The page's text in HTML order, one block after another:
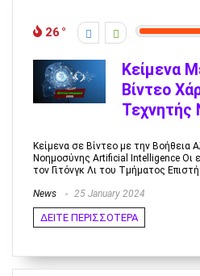
26
Κείμενα
Βίντεο
Τεχνητής
Κείμενα σε Βίντεο με την Βοήθεια
Νοημοσύνης Artificial Intelligence Οι
τον Γιτόνγκ Λι του Τμήματος
News 25 January 2024
ΔΕΙΤΕ ΠΕΡΙΣΣΟΤΕΡΑ